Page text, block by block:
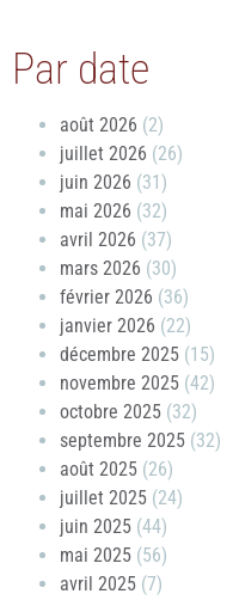
Par date
août 2026 (2)
juillet 2026 (26)
juin 2026 (31)
mai 2026 (32)
avril 2026 (37)
mars 2026 (30)
février 2026 (36)
janvier 2026 (22)
décembre 2025 (15)
novembre 2025 (42)
octobre 2025 (32)
septembre 2025 (32)
août 2025 (26)
juillet 2025 (24)
juin 2025 (44)
mai 2025 (56)
avril 2025 (7)